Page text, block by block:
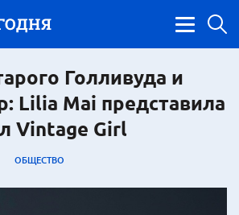
Голливуда и
Lilia Mai представила
Vintage Girl
ОБЩЕСТВО